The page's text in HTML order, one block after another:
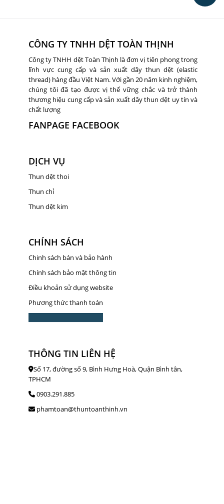
CÔNG TY TNHH DỆT TOÀN THỊNH
Công ty TNHH dệt Toàn Thịnh là đơn vị tiên phong trong
lĩnh vực cung cấp và sản xuất dây thun dệt (elastic
thread) hàng đầu Việt Nam. Với gần 20 năm kinh nghiệm,
chúng tôi đã tạo được vị thế vững chắc và trở thành
thương hiệu cung cấp và sản xuất dây thun dệt uy tín và
chất lượng
FANPAGE FACEBOOK
DỊCH VỤ
Thun dệt thoi
Thun chỉ
Thun dệt kim
CHÍNH SÁCH
Chinh sách bán và bảo hành
Chính sách bảo mật thông tin
Điều khoản sử dụng website
Phương thức thanh toán
THÔNG TIN LIÊN HỆ
Số 17, đường số 9, Bình Hưng Hoà, Quận Bình tân,
TPHCM
0903.291.885
phamtoan@thuntoanthinh.vn